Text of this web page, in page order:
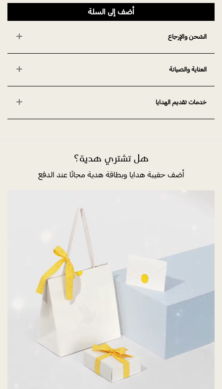
أضف إلى السلة
الشحن والإرجاع
العناية والصيانة
خدمات تقديم الهدايا
هل تشتري هدية؟
أضف حقيبة هدايا وبطاقة هدية مجانًا عند الدفع